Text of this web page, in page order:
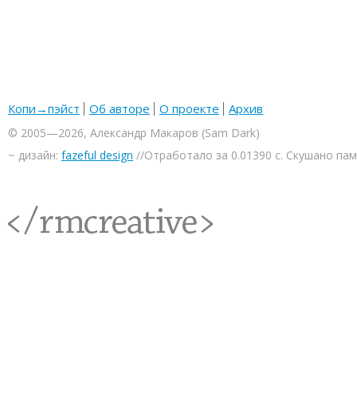
Копи→пэйст Об авторе О проекте Архив
© 2005—2026, Александр Макаров (Sam Dark)
~ дизайн: fazeful design //Отработало за 0.01390 с. Скушано
<rmcreative/>